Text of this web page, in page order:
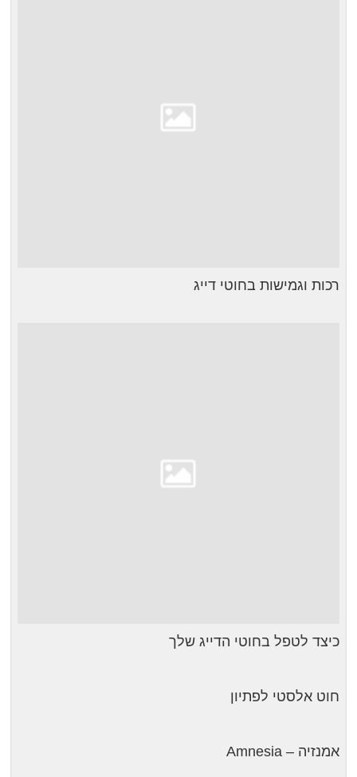
רכות וגמישות בחוטי דייג
כיצד לטפל בחוטי הדייג שלך
חוט אלסטי לפתיון
אמנזיה – Amnesia